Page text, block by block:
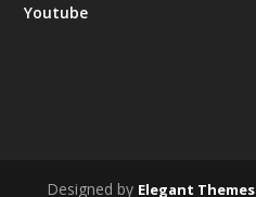
Youtube
Designed by Elegant Themes